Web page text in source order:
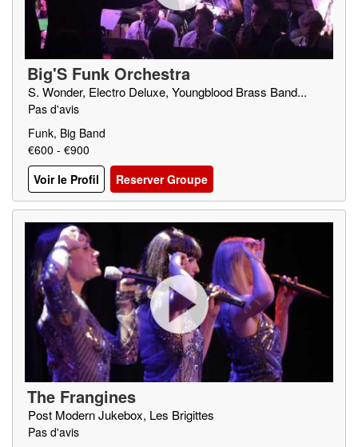
Big'S Funk Orchestra
S. Wonder, Electro Deluxe, Youngblood Brass Band...
Pas d'avis
Funk, Big Band
€600 - €900
Voir le Profil
Reserver Groupe
The Frangines
Post Modern Jukebox, Les Brigittes
Pas d'avis